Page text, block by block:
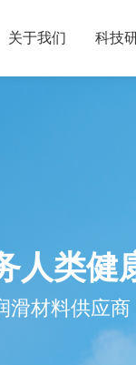
关于我们 科技
人类健
滑材料供应商